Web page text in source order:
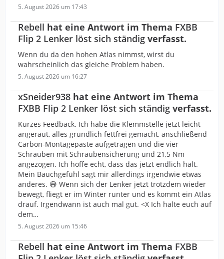
5. August 2026 um 17:43
Rebell hat eine Antwort im Thema FXBB
Flip 2 Lenker löst sich ständig verfasst.
Wenn du da den hohen Atlas nimmst, wirst du
wahrscheinlich das gleiche Problem haben.
5. August 2026 um 16:27
xSneider938 hat eine Antwort im Thema
FXBB Flip 2 Lenker löst sich ständig verfasst.
Kurzes Feedback. Ich habe die Klemmstelle jetzt leicht
angeraut, alles gründlich fettfrei gemacht, anschließend
Carbon-Montagepaste aufgetragen und die vier
Schrauben mit Schraubensicherung und 21,5 Nm
angezogen. Ich hoffe echt, dass das jetzt endlich hält.
Mein Bauchgefühl sagt mir allerdings irgendwie etwas
anderes. 😅 Wenn sich der Lenker jetzt trotzdem wieder
bewegt, fliegt er im Winter runter und es kommt ein Atlas
drauf. Irgendwann ist auch mal gut. <X Ich halte euch auf
dem…
5. August 2026 um 15:46
Rebell hat eine Antwort im Thema FXBB